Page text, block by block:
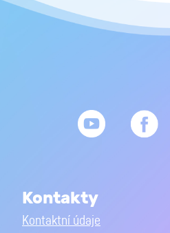
Kontakty
Kontaktní údaje